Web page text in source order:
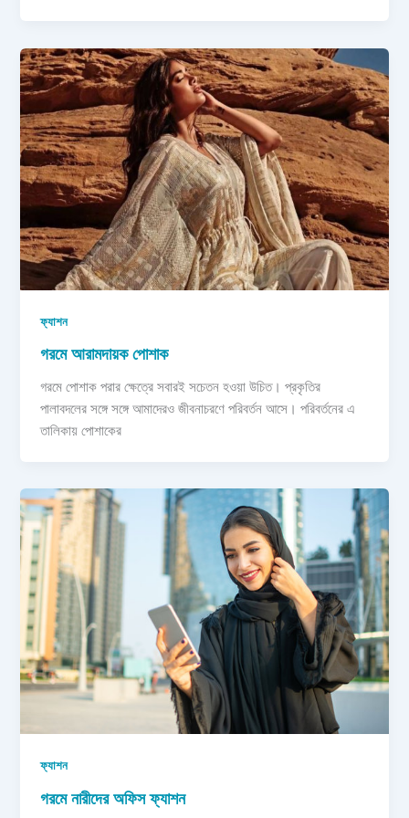
ফ্যাশন
গরমে আরামদায়ক পোশাক
গরমে পোশাক পরার ক্ষেত্রে সবারই সচেতন হওয়া উচিত। প্রকৃতির
পালাবদলের সঙ্গে সঙ্গে আমাদেরও জীবনাচরণে পরিবর্তন আসে। পরিবর্তনের এ
তালিকায় পোশাকের
ফ্যাশন
গরমে নারীদের অফিস ফ্যাশন